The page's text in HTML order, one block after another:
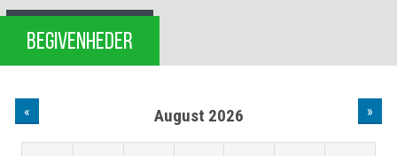
BEGIVENHEDER
« August 2026 »